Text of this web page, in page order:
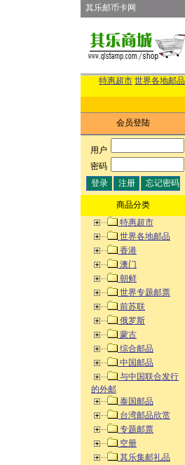
其乐邮币卡网
特惠超市 世界各地邮品
会员登陆
用户:
密码:
商品分类
特惠超市
世界各地邮品
香港
澳门
朝鲜
世界专题邮票
前苏联
俄罗斯
蒙古
综合邮品
中国邮品
与中国联合发行
的外邮
泰国邮品
台湾邮品欣赏
专题邮票
空册
其乐集邮礼品